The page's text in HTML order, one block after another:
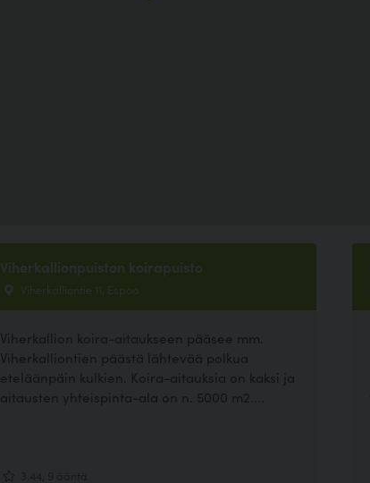
Viherkallionpuiston koirapuisto
Viherkalliontie 11, Espoo
Viherkallion koira-aitaukseen pääsee mm.
Viherkalliontien päästä lähtevää polkua
eteläänpäin kulkien. Koira-aitauksia on kaksi ja
aitausten yhteispinta-ala on n. 5000 m2....